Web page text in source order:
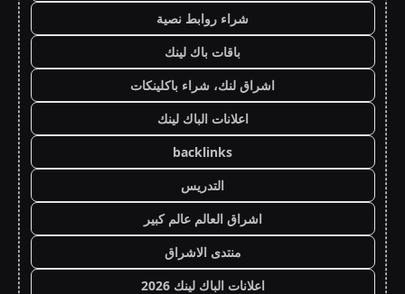
شراء روابط نصية
باقات باك لينك
اشراق لنك، شراء باكلينكات
اعلانات الباك لينك
backlinks
التدريس
اشراق العالم عالم كبير
منتدى الاشراق
اعلانات الباك لينك 2026